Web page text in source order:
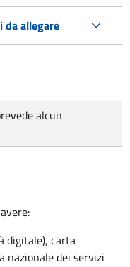
da allegare
alcun
digitale), carta
nazionale dei servizi